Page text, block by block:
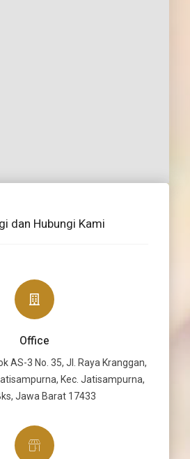
dan Hubungi Kami
Office
AS-3 No. 35, Jl. Raya Kranggan,
Kec. Jatisampurna,
Jawa Barat 17433